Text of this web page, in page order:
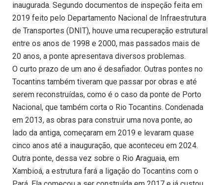
inaugurada. Segundo documentos de inspeção feita em
2019 feito pelo Departamento Nacional de Infraestrutura
de Transportes (DNIT), houve uma recuperação estrutural
entre os anos de 1998 e 2000, mas passados mais de
20 anos, a ponte apresentava diversos problemas.
O curto prazo de um ano é desafiador. Outras pontes no
Tocantins também tiveram que passar por obras e até
serem reconstruídas, como é o caso da ponte de Porto
Nacional, que também corta o Rio Tocantins. Condenada
em 2013, as obras para construir uma nova ponte, ao
lado da antiga, começaram em 2019 e levaram quase
cinco anos até a inauguração, que aconteceu em 2024.
Outra ponte, dessa vez sobre o Rio Araguaia, em
Xambioá, a estrutura fará a ligação do Tocantins com o